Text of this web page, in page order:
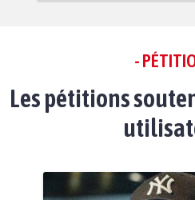
-
Les pétitions